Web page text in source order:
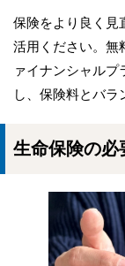
保険をより良く見
活用ください。無
ァイナンシャル
し、保険料とバラ
生命保険の必